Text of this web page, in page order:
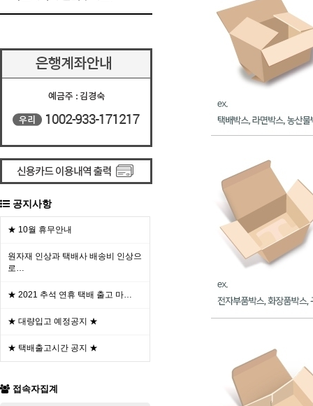
공지사항
★ 10월 휴무안내
원자재 인상과 택배사 배송비 인상으
로…
★ 2021 추석 연휴 택배 출고 마…
★ 대량입고 예정공지 ★
★ 택배출고시간 공지 ★
접속자집계